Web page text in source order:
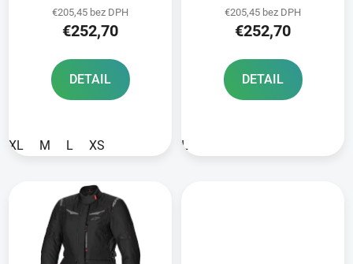
šedá/čierna/žltá fluo
2025
€205,45 bez DPH
€252,70
DETAIL
XL M L XS
modrá/čierna/červená
2025
€205,45 bez DPH
€252,70
DETAIL
L